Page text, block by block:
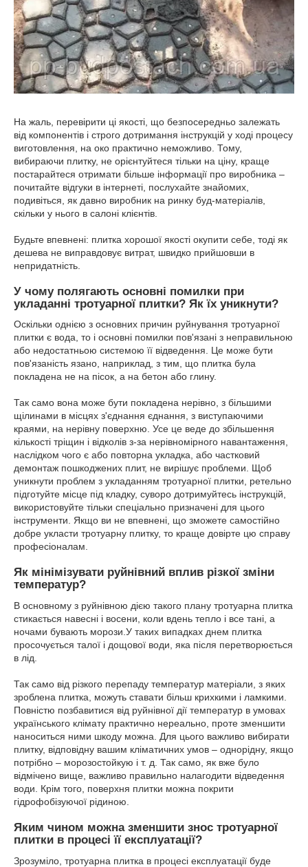
На жаль, перевірити ці якості, що безпосередньо залежать
від компонентів і строго дотримання інструкцій у ході процесу
виготовлення, на око практично неможливо. Тому,
вибираючи плитку, не орієнтуйтеся тільки на ціну, краще
постарайтеся отримати більше інформації про виробника –
почитайте відгуки в інтернеті, послухайте знайомих,
подивіться, як давно виробник на ринку буд-матеріалів,
скільки у нього в салоні клієнтів.
Будьте впевнені: плитка хорошої якості окупити себе, тоді як
дешева не виправдовує витрат, швидко прийшовши в
непридатність.
У чому полягають основні помилки при
укладанні тротуарної плитки? Як їх уникнути?
Оскільки однією з основних причин руйнування тротуарної
плитки є вода, то і основні помилки пов'язані з неправильною
або недостатньою системою її відведення. Це може бути
пов'язаність язано, наприклад, з тим, що плитка була
покладена не на пісок, а на бетон або глину.
Так само вона може бути покладена нерівно, з більшими
щілинами в місцях з'єднання єднання, з виступаючими
краями, на нерівну поверхню. Усе це веде до збільшення
кількості тріщин і відколів з-за нерівномірного навантаження,
наслідком чого є або повторна укладка, або частковий
демонтаж пошкоджених плит, не вирішує проблеми. Щоб
уникнути проблем з укладанням тротуарної плитки, ретельно
підготуйте місце під кладку, суворо дотримуйтесь інструкцій,
використовуйте тільки спеціально призначені для цього
інструменти. Якщо ви не впевнені, що зможете самостійно
добре укласти тротуарну плитку, то краще довірте цю справу
професіоналам.
Як мінімізувати руйнівний вплив різкої зміни
температур?
В основному з руйнівною дією такого плану тротуарна плитка
стикається навесні і восени, коли вдень тепло і все тані, а
ночами бувають морози.У таких випадках днем плитка
просочується талої і дощової води, яка після перетворюється
в лід.
Так само від різкого перепаду температур матеріали, з яких
зроблена плитка, можуть ставати більш крихкими і ламкими.
Повністю позбавитися від руйнівної дії температур в умовах
українського клімату практично нереально, проте зменшити
наноситься ними шкоду можна. Для цього важливо вибирати
плитку, відповідну вашим кліматичних умов – однорідну, якщо
потрібно – морозостойкую і т. д. Так само, як вже було
відмічено вище, важливо правильно налагодити відведення
води. Крім того, поверхня плитки можна покрити
гідрофобізуючої рідиною.
Яким чином можна зменшити знос тротуарної
плитки в процесі її експлуатації?
Зрозуміло, тротуарна плитка в процесі експлуатації буде